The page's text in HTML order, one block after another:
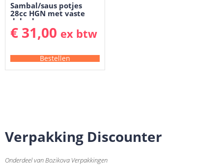
Sambal/saus potjes
28cc HGN met vaste
deksel
€ 31,00 ex btw
Bestellen
Verpakking Discounter
Onderdeel van Bozikova Verpakkingen